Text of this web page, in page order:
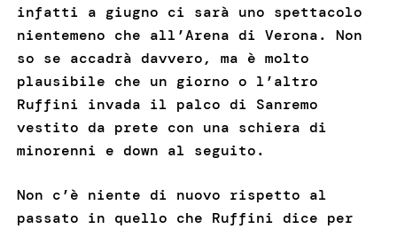
infatti a giugno ci sarà uno spettacolo
nientemeno che all’Arena di Verona. Non
so se accadrà davvero, ma è molto
plausibile che un giorno o l’altro
Ruffini invada il palco di Sanremo
vestito da prete con una schiera di
minorenni e down al seguito.
Non c’è niente di nuovo rispetto al
passato in quello che Ruffini dice per